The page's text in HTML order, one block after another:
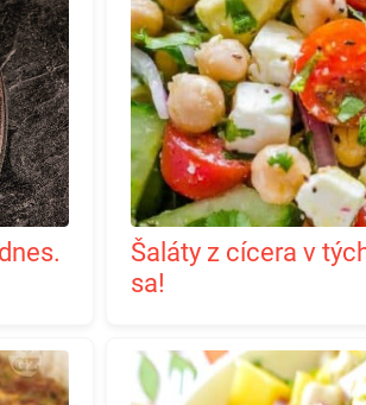
Šaláty z cícera v tých najlepších receptoch: inšpirujte
sa!